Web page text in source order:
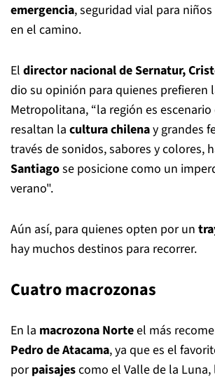
emergencia, seguridad vial para
en el camino.
El director nacional de Sernatur,
dio su opinión para quienes prefieren
Metropolitana, “la región es
resaltan la cultura chilenay grandes
través de sonidos, sabores y colores,
Santiagose posicione como un
verano".
Aún así, para quienes opten por un
hay muchos destinos para recorrer.
Cuatro macrozonas
En la macrozona Norteel más
Pedro de Atacama, ya que es el
porpaisajescomo el Valle de la Luna,